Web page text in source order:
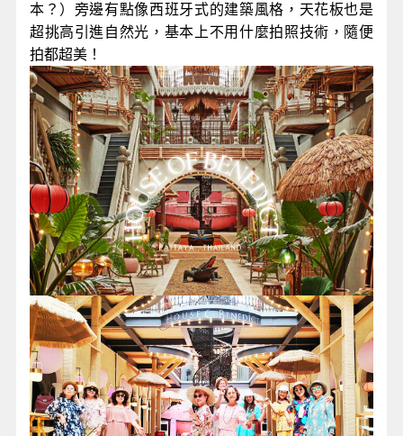
本？）旁邊有點像西班牙式的建築風格，天花板也是
超挑高引進自然光，基本上不用什麼拍照技術，隨便
拍都超美！